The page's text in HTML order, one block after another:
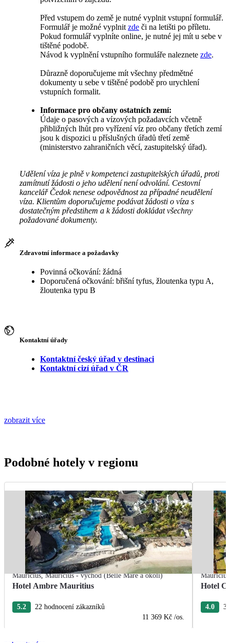
Před vstupem do země je nutné vyplnit vstupní formulář.
Formulář je možné vyplnit zde či na letišti po příletu.
Pokud formulář vyplníte online, je nutné jej mít u sebe v
tištěné podobě.
Návod k vyplnění vstupního formuláře naleznete zde.
Důrazně doporučujeme mít všechny předmětné
dokumenty u sebe v tištěné podobě pro urychlení
vstupních formalit.
Informace pro občany ostatních zemí:
Údaje o pasových a vízových požadavcích včetně
přibližných lhůt pro vyřízení víz pro občany třetích zemí
jsou k dispozici u příslušných úřadů třetí země
(ministerstvo zahraničních věcí, zastupitelský úřad).
Udělení víza je plně v kompetenci zastupitelských úřadů, proti
zamítnutí žádosti o jeho udělení není odvolání. Cestovní
kancelář Čedok nenese odpovědnost za případné neudělení
víza. Klientům doporučujeme podávat žádosti o víza s
dostatečným předstihem a k žádosti dokládat všechny
požadované dokumenty.
Zdravotní informace a požadavky
Povinná očkování: žádná
Doporučená očkování: břišní tyfus, žloutenka typu A,
žloutenka typu B
Kontaktní úřady
Kontaktní český úřad v destinaci
Kontaktní cizí úřad v ČR
zobrazit více
Podobné hotely v regionu
Mauricius,Mauricius - východ (Belle Mare a okolí)
Hotel Ambre Mauritius
5.2
22 hodnocení zákazníků
11 369 Kč /os.
Mauricius
Hotel
4.0 3